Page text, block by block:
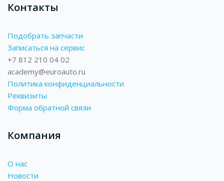
Контакты
Подобрать запчасти
Записаться на сервис
+7 812 210 04 02
academy@euroauto.ru
Политика конфиденциальности
Реквизиты
Форма обратной связи
Компания
О нас
Новости